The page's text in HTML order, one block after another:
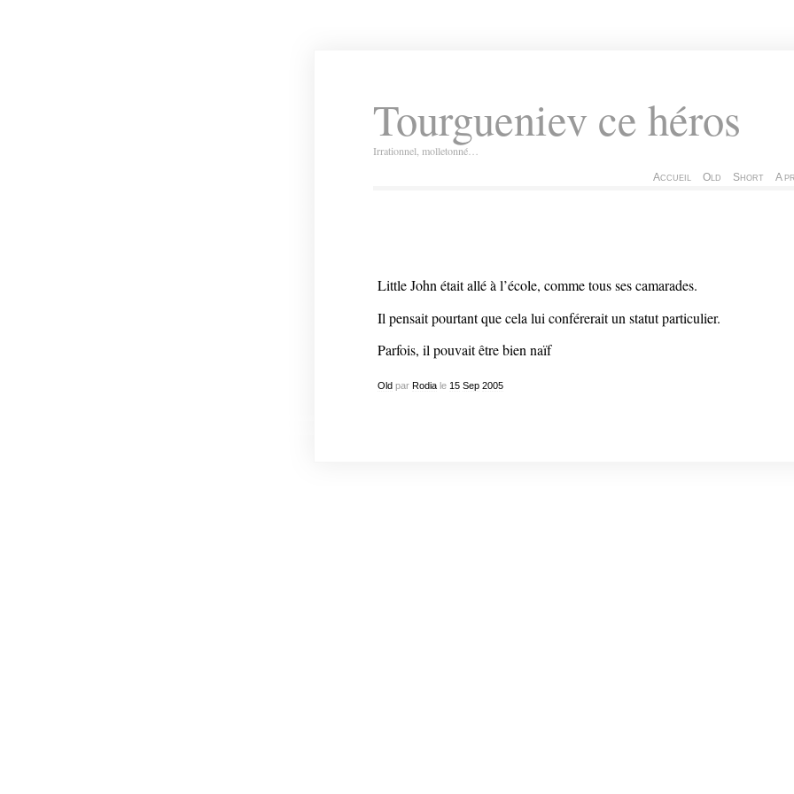
Tourgueniev ce héros
Irrationnel, molletonné…
Accueil Old Short A
Little John était allé à l’école, comme tous ses camarades.
Il pensait pourtant que cela lui conférerait un statut particulier.
Parfois, il pouvait être bien naïf
Oldpar Rodiale 15 Sep 2005